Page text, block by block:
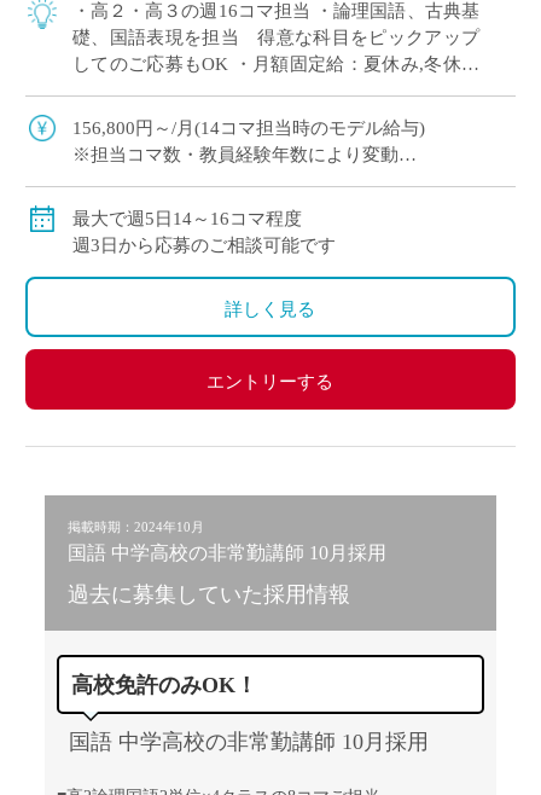
・高２・高３の週16コマ担当 ・論理国語、古典基
礎、国語表現を担当 得意な科目をピックアップ
してのご応募もOK ・月額固定給：夏休み,冬休み
日は7限授業あり(15:55終 […]
156,800円～/月(14コマ担当時のモデル給与)
※担当コマ数・教員経験年数により変動
最大で週5日14～16コマ程度
週3日から応募のご相談可能です
詳しく見る
エントリーする
掲載時期：2024年10月
国語 中学高校の非常勤講師 10月採用
過去に募集していた採用情報
高校免許のみOK！
国語 中学高校の非常勤講師 10月採用